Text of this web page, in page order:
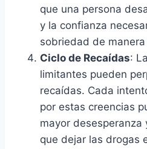
que una persona
y la confianza
sobriedad de
Ciclo de Recaídas:
limitantes pueden
recaídas. Cada
por estas creencias
mayor desesperanza
que dejar las drogas